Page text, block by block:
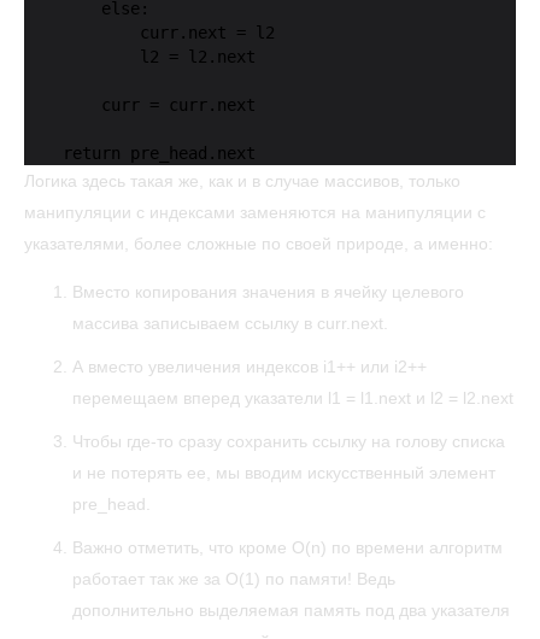
        else:
            curr.next = l2
            l2 = l2.next
        curr = curr.next
    return pre_head.next
Логика здесь такая же, как и в случае массивов, только
манипуляции с индексами заменяются на манипуляции с
указателями, более сложные по своей природе, а именно:
Вместо копирования значения в ячейку целевого
массива записываем ссылку в curr.next.
А вместо увеличения индексов i1++ или i2++
перемещаем вперед указатели l1 = l1.next и l2 = l2.next
Чтобы где-то сразу сохранить ссылку на голову списка
и не потерять ее, мы вводим искусственный элемент
pre_head.
Важно отметить, что кроме O(n) по времени алгоритм
работает так же за O(1) по памяти! Ведь
дополнительно выделяемая память под два указателя